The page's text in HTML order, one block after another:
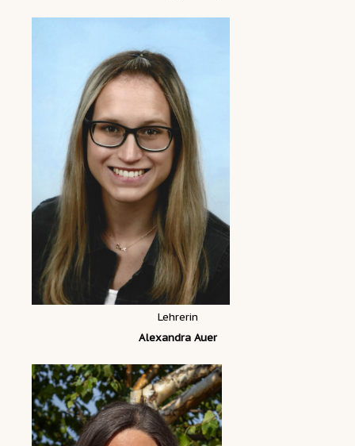
Lehrerin
Alexandra Auer